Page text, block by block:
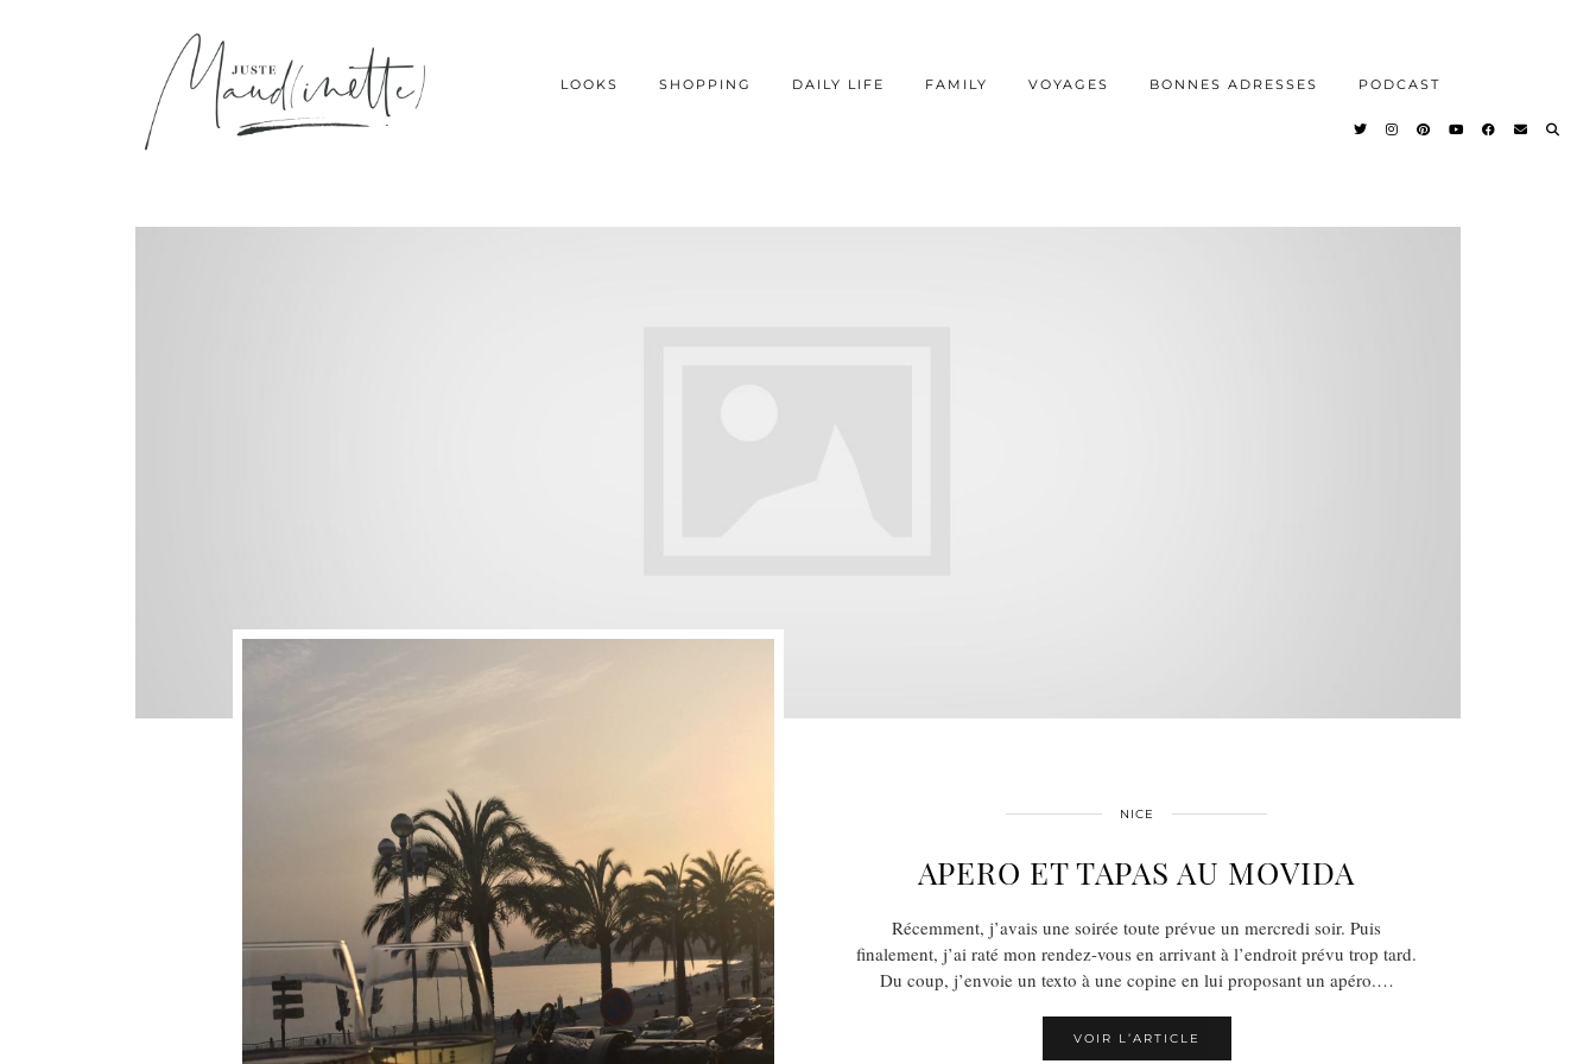
LOOKS SHOPPING DAILY LIFE FAMILY VOYAGES BONNES ADRESSES PODCAST
NICE
APERO ET TAPAS AU MOVIDA
Récemment, j’avais une soirée toute prévue un mercredi soir. Puis
finalement, j’ai raté mon rendez-vous en arrivant à l’endroit prévu trop tard.
Du coup, j’envoie un texto à une copine en lui proposant un apéro.…
VOIR L’ARTICLE